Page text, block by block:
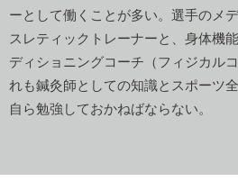
ーとして働くことが多い。選手のメ
スレティックトレーナーと、身体機
ディショニングコーチ（フィジカル
れも鍼灸師としての知識とスポーツ
自ら勉強しておかねばならない。